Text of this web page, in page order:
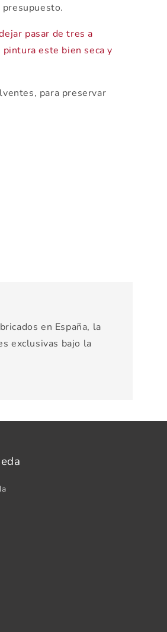
pasar de tres a
pintura este bien seca y
para preservar
en España, la
exclusivas bajo la